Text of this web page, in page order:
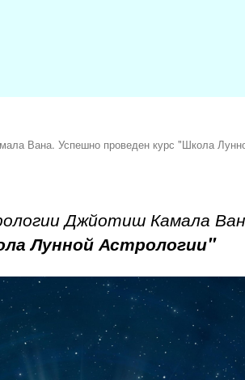
Вана. Успешно проведен курс "Школа
Джйотиш Камала
Лунной Астрологии"